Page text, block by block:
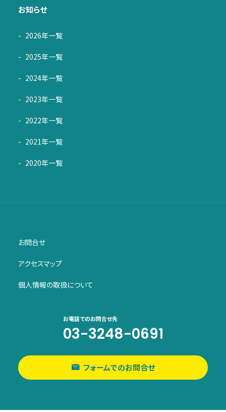
お知らせ
2026年一覧
2025年一覧
2024年一覧
2023年一覧
2022年一覧
2021年一覧
2020年一覧
お問合せ
アクセスマップ
個人情報の取扱について
お電話でのお問合せ先
03-3248-0691
フォームでのお問合せ